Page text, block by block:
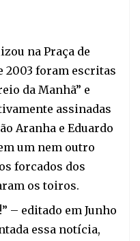
na Praça de
2003 foram escritas
da Manhã” e
assinadas
Aranha e Eduardo
um nem outro
forcados dos
os toiros.
– editado em Junho
essa notícia,